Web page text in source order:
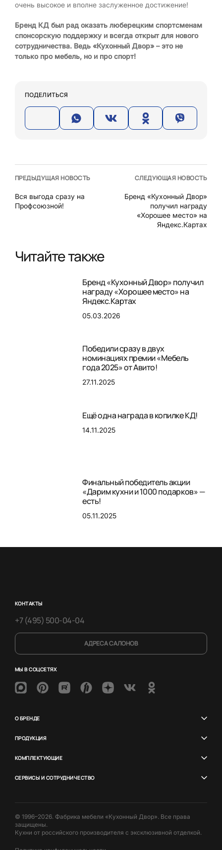
очень высокое и вполне заслуженное достижение!
Бренд КД был рад оказать люберецким спортсменам
спонсорскую поддержку и всегда открыт для нового
сотрудничества. Ведь «Кухонный Двор» – это не
только про мебель, но и про спорт!
ПОДЕЛИТЬСЯ
ПРЕДЫДУЩАЯ НОВОСТЬ
Вся выгода сразу на
Профсоюзной!
СЛЕДУЮЩАЯ НОВОСТЬ
Бренд «Кухонный Двор»
получил награду
«Хорошее место» на
Яндекс.Картах
Читайте также
Бренд «Кухонный Двор» получил
награду «Хорошее место» на
Яндекс.Картах
05.03.2026
Победили сразу в двух
номинациях премии «Мебель
года 2025» от Авито!
27.11.2025
Ещё одна награда в копилке КД!
14.11.2025
Финальный победитель акции
«Дарим кухни и 1000 подарков» —
есть!
05.11.2025
КОНТАКТЫ
+7 (495) 500-04-04
АДРЕСА САЛОНОВ
МЫ В СОЦСЕТЯХ
О БРЕНДЕ
ПРОДУКЦИЯ
КОМПЛЕКТУЮЩИЕ
СЕРВИСЫ И СОТРУДНИЧЕСТВО
© 1996–2026. Фабрика мебели «Кухонный Двор». Все права
защищены.
Кухни от российского производителя с эксклюзивной отделкой.